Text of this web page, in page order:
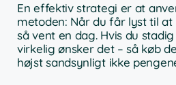
En effektiv strategi er at
metoden: Når du får lyst til
så vent en dag. Hvis du
virkelig ønsker det – så køb
højst sandsynligt ikke